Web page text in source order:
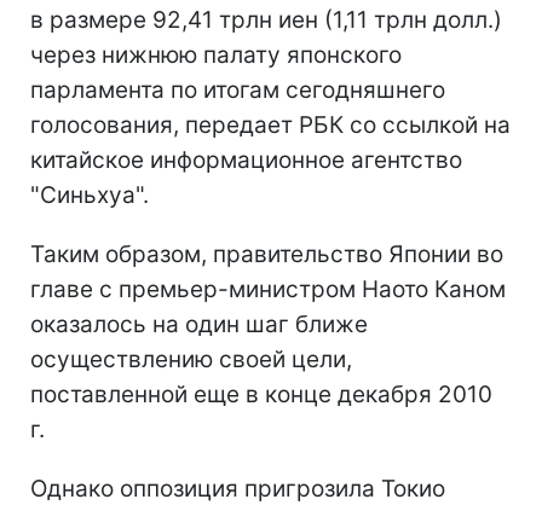
в размере 92,41 трлн иен (1,11 трлн долл.)
через нижнюю палату японского
парламента по итогам сегодняшнего
голосования, передает РБК со ссылкой на
китайское информационное агентство
"Синьхуа".
Таким образом, правительство Японии во
главе с премьер-министром Наото Каном
оказалось на один шаг ближе
осуществлению своей цели,
поставленной еще в конце декабря 2010
г.
Однако оппозиция пригрозила Токио